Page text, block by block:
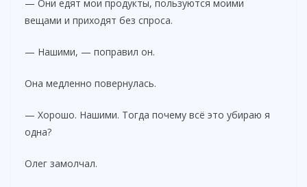
— Они едят мои продукты, пользуются моими
вещами и приходят без спроса.
— Нашими, — поправил он.
Она медленно повернулась.
— Хорошо. Нашими. Тогда почему всё это убираю я
одна?
Олег замолчал.